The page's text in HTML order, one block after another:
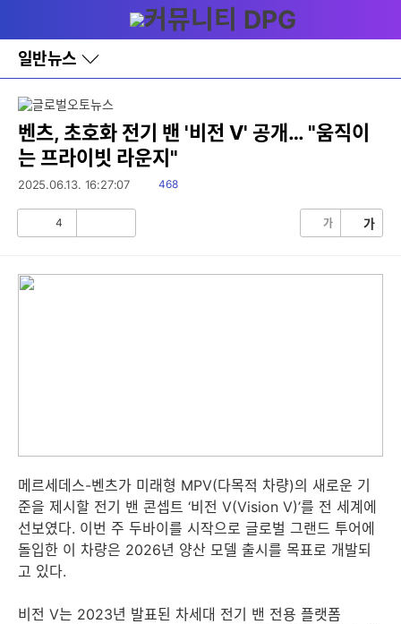
와
홈
일반뉴스
바
로
가
기
레
이
어
창
토
벤츠, 초호화 전기 밴 '비전 V' 공개… "움직이
는 프라이빗 라운지"
2025.06.13. 16:27:07
읽
468
4 가 가
메르세데스-벤츠가 미래형 MPV(다목적 차량)의 새로운 기
준을 제시할 전기 밴 콘셉트 ‘비전 V(Vision V)’를 전 세계에
선보였다. 이번 주 두바이를 시작으로 글로벌 그랜드 투어에
돌입한 이 차량은 2026년 양산 모델 출시를 목표로 개발되
고 있다.
비전 V는 2023년 발표된 차세대 전기 밴 전용 플랫폼